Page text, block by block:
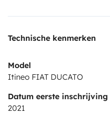
Technische kenmerken
Model
Itineo FIAT DUCATO
Datum eerste inschrijving
2021